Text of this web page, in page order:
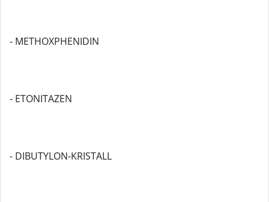
- METHOXPHENIDIN
- ETONITAZEN
- DIBUTYLON-KRISTALL